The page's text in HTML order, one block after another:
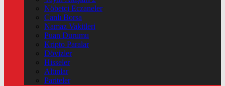
Nöbetçi Eczaneler
Canlı Borsa
Namaz Vakitleri
Puan Durumu
Kripto Paralar
Dövizler
Hisseler
Altınlar
Pariteler